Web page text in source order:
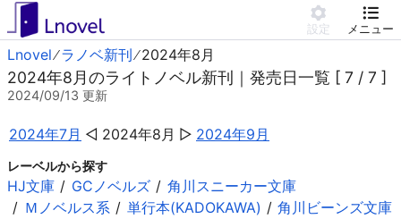
設定 メニュー
Lnovel ラノベ新刊 2024年8月
2024年8月のライトノベル新刊｜発売日一覧 [ 7 / 7 ]
2024/09/13 更新
2024年7月 2024年8月 2024年9月
レーベルから探す
HJ文庫 GCノベルズ
角川スニーカー文庫
Ｍノベルス系
単行本(KADOKAWA)
角川ビーンズ文庫